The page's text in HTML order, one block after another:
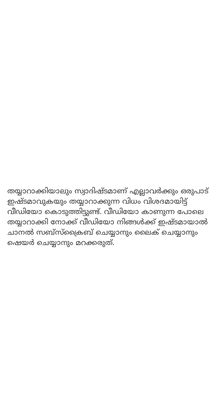
തയ്യാറാക്കിയാലും സ്വാദിഷ്ടമാണ് എല്ലാവർക്കും ഒരുപാട്
ഇഷ്ടമാവുകയും തയ്യാറാക്കുന്ന വിധം വിശദമായിട്ട്
വീഡിയോ കൊടുത്തിട്ടുണ്ട്. വീഡിയോ കാണുന്ന പോലെ
തയ്യാറാക്കി നോക്ക് വീഡിയോ നിങ്ങൾക്ക് ഇഷ്ടമായാൽ
ചാനൽ സബ്സ്ക്രൈബ് ചെയ്യാനും ലൈക് ചെയ്യാനും
ഷെയർ ചെയ്യാനും മറക്കരുത്.